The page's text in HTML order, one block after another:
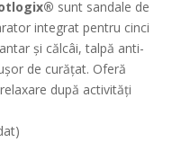
sunt sandale de
integrat pentru cinci
și călcâi, talpă anti-
de curățat. Oferă
după activități